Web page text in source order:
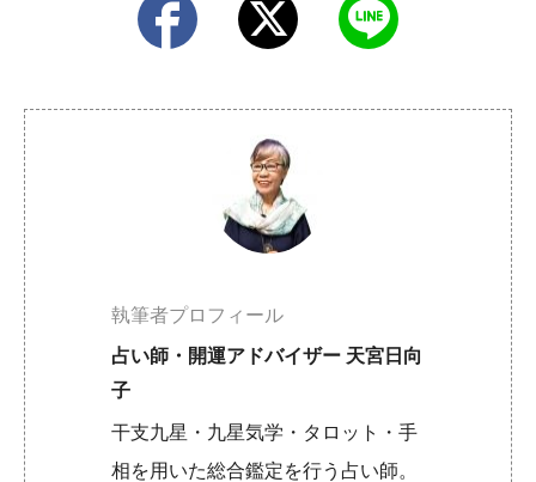
執筆者プロフィール
占い師・開運アドバイザー 天宮日向
子
干支九星・九星気学・タロット・手
相を用いた総合鑑定を行う占い師。